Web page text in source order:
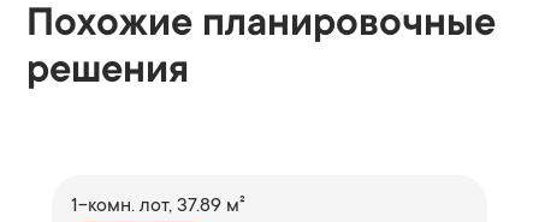
Похожие планировочные
решения
1-комн. лот, 37.89 м²